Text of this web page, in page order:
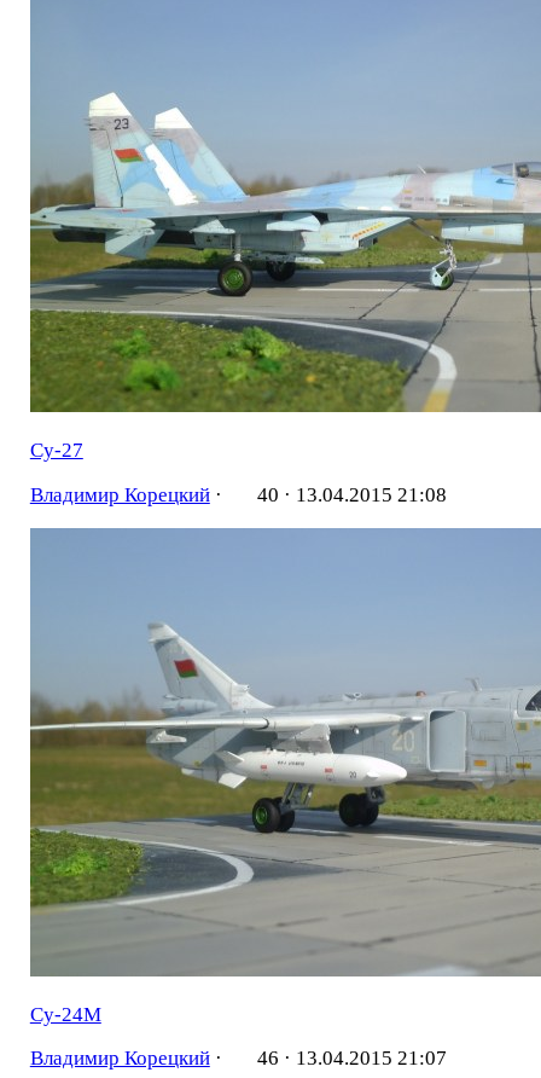
Су-27
Владимир Корецкий· 40 · 13.04.2015 21:08
Су-24М
Владимир Корецкий· 46 · 13.04.2015 21:07